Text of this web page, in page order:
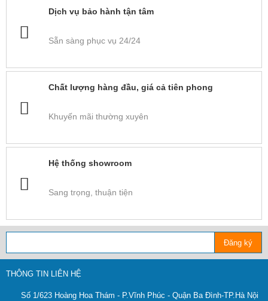
Dịch vụ bảo hành tận tâm
Sẵn sàng phục vụ 24/24
Chất lượng hàng đầu, giá cả tiên phong
Khuyến mãi thường xuyên
Hệ thống showroom
Sang trọng, thuận tiện
Đăng ký
THÔNG TIN LIÊN HỆ
Số 1/623 Hoàng Hoa Thám - P.Vĩnh Phúc - Quận Ba Đình-TP.Hà Nội